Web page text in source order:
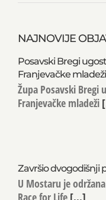
NAJNOVIJE
Posavski Bregi
Franjevačke mladeži
Župa Posavski Bregi
Franjevačke mladeži
Završio dvogodišnji
U Mostaru je